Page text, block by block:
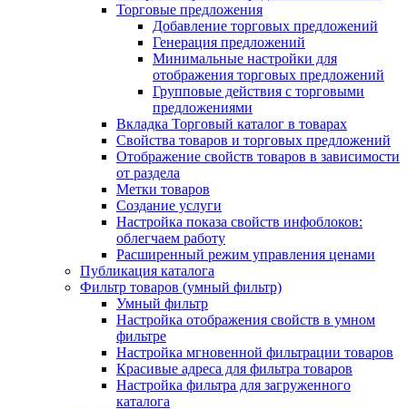
Торговые предложения
Добавление торговых предложений
Генерация предложений
Минимальные настройки для
отображения торговых предложений
Групповые действия с торговыми
предложениями
Вкладка Торговый каталог в товарах
Свойства товаров и торговых предложений
Отображение свойств товаров в зависимости
от раздела
Метки товаров
Создание услуги
Настройка показа свойств инфоблоков:
облегчаем работу
Расширенный режим управления ценами
Публикация каталога
Фильтр товаров (умный фильтр)
Умный фильтр
Настройка отображения свойств в умном
фильтре
Настройка мгновенной фильтрации товаров
Красивые адреса для фильтра товаров
Настройка фильтра для загруженного
каталога